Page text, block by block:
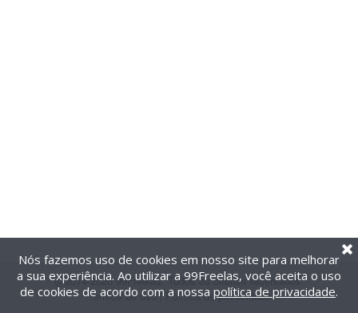
@2014-2026 99Freelas. Todos os direitos reservados.
Termos de uso| Política de privacidade
Nós fazemos uso de cookies em nosso site para melhorar
a sua experiência. Ao utilizar a 99Freelas, você aceita o uso
de cookies de acordo com a nossa política de privacidade.